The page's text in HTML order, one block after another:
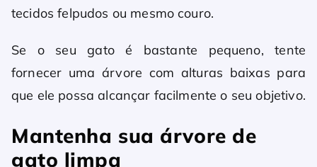
tecidos felpudos ou mesmo couro.
Se o seu gato é bastante pequeno, tente
fornecer uma árvore com alturas baixas para
que ele possa alcançar facilmente o seu objetivo.
Mantenha sua árvore de
gato limpa